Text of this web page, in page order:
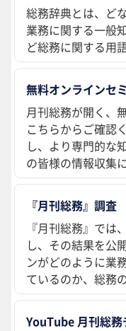
総務辞典とは、ど
業務に関する一般
ど総務に関する用
無料オンラインセ
月刊総務が開く、
こちらからご確認
し、より専門的な
の皆様の情報収集
『月刊総務』調査
『月刊総務』では
し、その結果を公
ンがどのように業
ているのか、総務
YouTube 月刊総務